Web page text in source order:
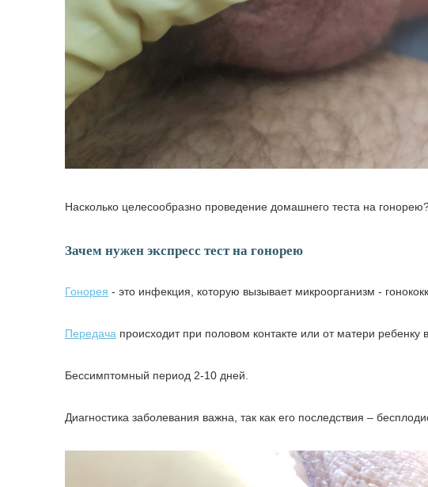
Насколько целесообразно проведение домашнего теста на
Зачем нужен экспресс тест на гонорею
Гонорея - это инфекция, которую вызывает микроорганизм - гонококк.
Передача происходит при половом контакте или от матери ребенку
Бессимптомный период 2-10 дней.
Диагностика заболевания важна, так как его последствия –